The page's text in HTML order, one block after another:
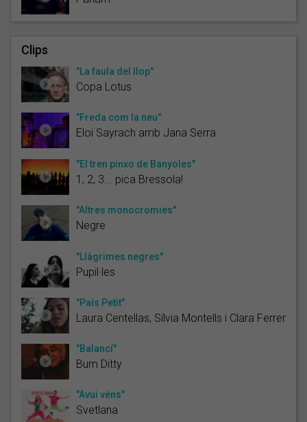
Clips
"La faula del llop"
Copa Lotus
"Freda com la neu"
Eloi Sayrach amb Jana Serra
"El tren pinxo de Banyoles"
1, 2, 3... pica Bressola!
"Altres monocromies"
Negre
"Llàgrimes negres"
Pupil·les
"País Petit"
Laura Centellas, Sílvia Montells i Clara Ferrer
"Balancí"
Bum Ditty
"Avui véns"
Svetlana